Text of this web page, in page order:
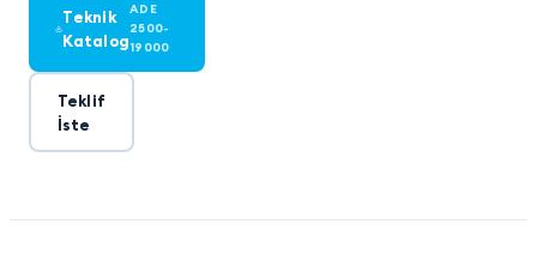
Teknik
Katalog
ADE
2500-
19000
Teklif
İste